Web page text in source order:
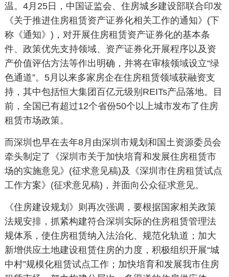
温。 4月 25日，中国证监会、住房城乡建设部联合印发
《关于推进住房租赁资产证券化相关工作的通知》 (下
称《通知》 ) ，对开展住房租赁资产证券化的基本条
件、政策优先支持领域、资产证券化开展程序以及资
产价值评估方法等作出明确，并将在审核领域设立“绿
色通道”。 5月以来多家房企在住房租赁领域获融资支
持，其中包括恒大集团百亿元级别 REITs产品落地。目
前，全国已有超过12个省份50个以上城市发布了住房
租赁市场政策。
而深圳也早在去年8月由深圳市规划和国土资源委员会
牵头制定了《深圳市关于加快培育和发展住房租赁市
场的实施意见》 (征求意见稿)及《深圳市住房租赁试点
工作方案》 (征求意见稿) ，并面向公众征求意见。
《住房建设规划》则再次强调，要根据国家相关政策
法规安排，抓紧构建符合深圳实际的住房租赁管理法
规体系，使住房租赁纳入法治化、规范化轨道；加大
新增供应土地建设租赁住房的力度，积极组织开展“城
中村”规模化租赁试点工作；加快培育和发展我市住房